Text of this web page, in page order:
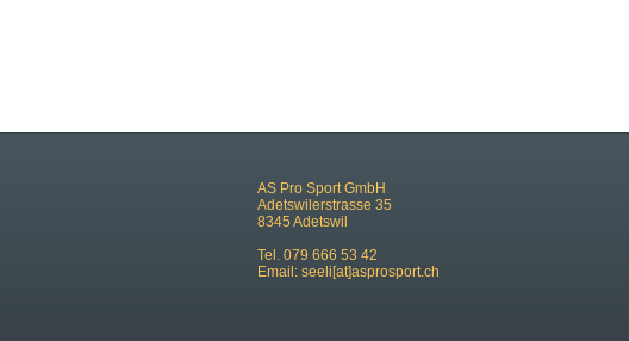
AS Pro Sport GmbH
Adetswilerstrasse 35
8345 Adetswil
Tel. 079 666 53 42
Email: seeli[at]asprosport.ch